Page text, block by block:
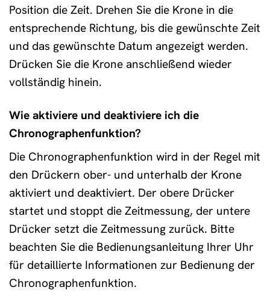
Position die Zeit. Drehen Sie die Krone in die
entsprechende Richtung, bis die gewünschte Zeit
und das gewünschte Datum angezeigt werden.
Drücken Sie die Krone anschließend wieder
vollständig hinein.
Wie aktiviere und deaktiviere ich die
Chronographenfunktion?
Die Chronographenfunktion wird in der Regel mit
den Drückern ober- und unterhalb der Krone
aktiviert und deaktiviert. Der obere Drücker
startet und stoppt die Zeitmessung, der untere
Drücker setzt die Zeitmessung zurück. Bitte
beachten Sie die Bedienungsanleitung Ihrer Uhr
für detaillierte Informationen zur Bedienung der
Chronographenfunktion.